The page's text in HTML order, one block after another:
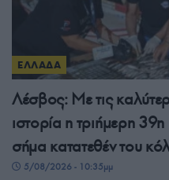
ΕΛΛΑΔΑ
Λέσβος: Με τις
ιστορία η τριήμερη
σήμα κατατεθέν του
5/08/2026 - 10:35μμ